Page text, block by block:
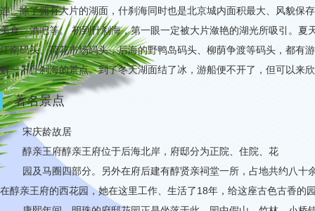
连。除了拥有大片的湖面，什刹海同时也是北京城内面积最大、风貌保
美食、酒吧等。 初到什刹海，第一眼一定被大片潋艳的湖光所吸引。
江南码头、荷花市场码头，后海的野鸭岛码头、柳荫争渡等码头，都有
解一下什刹海的景点。到了冬天湖面结了冰，游船便不开了，但可以来
著名景点
宋庆龄故居
醇亲王府醇亲王府位于后海北岸，府邸分为正院、住院、花
园及马圈四部分。另外在府后建有醇贤亲祠堂一所，占地共约八
在醇亲王府的西花园，她在这里工作、生活了18年，给这座古色古香的